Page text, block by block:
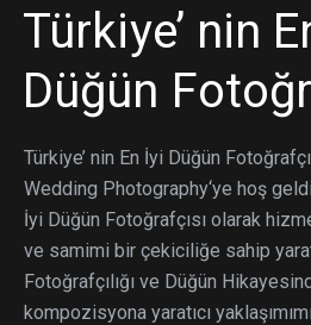
Türkiye’ nin
Düğün
Türkiye’ nin En İyi Düğün
Wedding Photography‘ye hoş
İyi Düğün Fotoğrafçısı olarak
ve samimi bir çekiciliğe sahip
Fotoğrafçılığı ve Düğün
kompozisyona yaratıcı